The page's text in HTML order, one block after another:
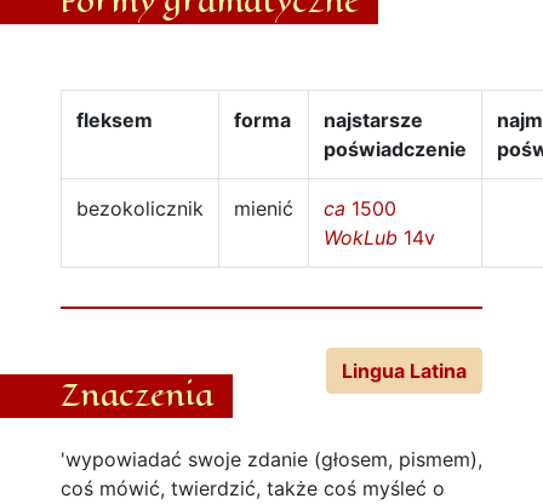
fleksem forma
najstarsze
poświadczenie
bezokolicznik mienić ca 1500
WokLub 14v
Znaczenia
Lingua Latina
'wypowiadać swoje zdanie (głosem, pismem),
coś mówić, twierdzić, także coś myśleć o